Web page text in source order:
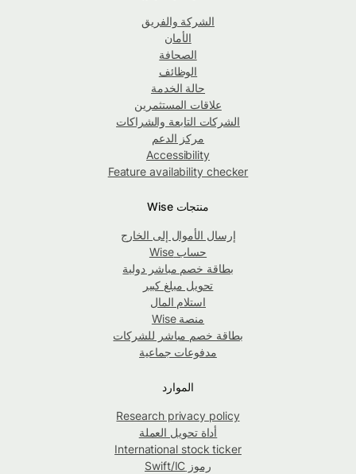
الشركة والفريق
الأمان
الصحافة
الوظائف
حالة الخدمة
علاقات المستثمرين
الشركات التابعة والشراكات
مركز الدعم
Accessibility
Feature availability checker
منتجات Wise
إرسال الأموال إلى الخارج
حساب Wise
بطاقة خصم مباشر دولية
تحويل مبلغ كبير
استلام المال
منصة Wise
بطاقة خصم مباشر للشركات
مدفوعات جماعية
الموارد
Research privacy policy
أداة تحويل العملة
International stock ticker
رموز Swift/IC